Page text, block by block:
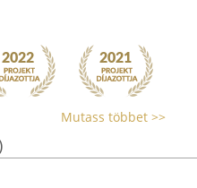
Mutass többet >>